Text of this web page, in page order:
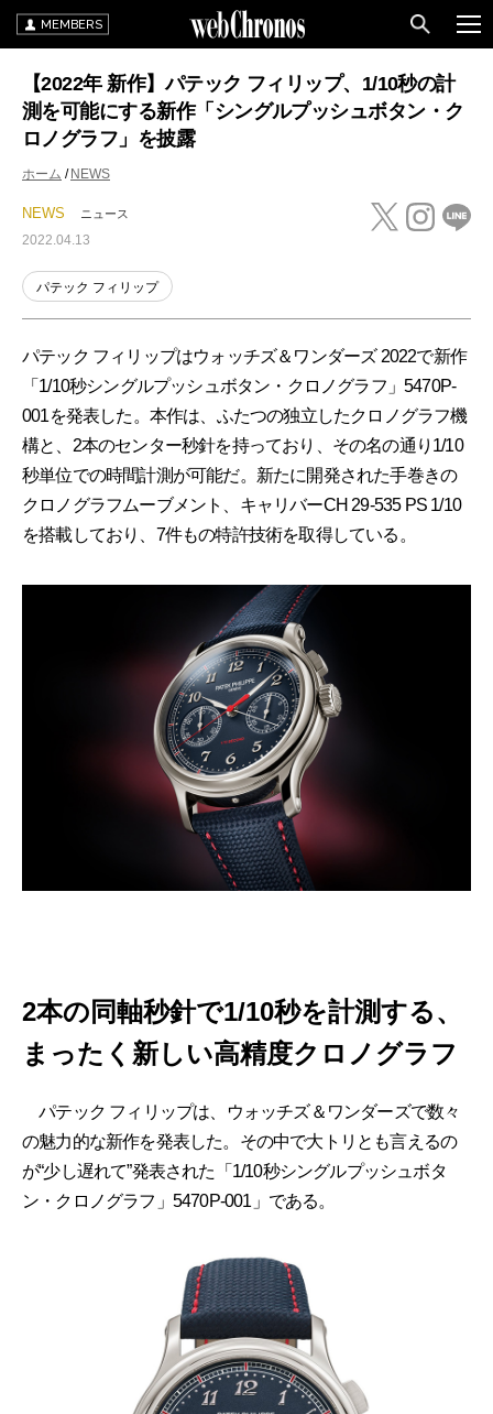
MEMBERS
【2022年 新作】パテック フィリップ、1/10秒の計
測を可能にする新作「シングルプッシュボタン・ク
ロノグラフ」を披露
ホーム NEWS
NEWS ニュース
2022.04.13
パテック フィリップ
パテック フィリップはウォッチズ＆ワンダーズ 2022で新作
「1/10秒シングルプッシュボタン・クロノグラフ」5470P-
001を発表した。本作は、ふたつの独立したクロノグラフ機
構と、2本のセンター秒針を持っており、その名の通り1/10
秒単位での時間計測が可能だ。新たに開発された手巻きの
クロノグラフムーブメント、キャリバーCH 29-535 PS 1/10
を搭載しており、7件もの特許技術を取得している。
2本の同軸秒針で1/10秒を計測する、
まったく新しい高精度クロノグラフ
パテック フィリップは、ウォッチズ＆ワンダーズで数々
の魅力的な新作を発表した。その中で大トリとも言えるの
が“少し遅れて”発表された「1/10秒シングルプッシュボタ
ン・クロノグラフ」5470P-001」である。